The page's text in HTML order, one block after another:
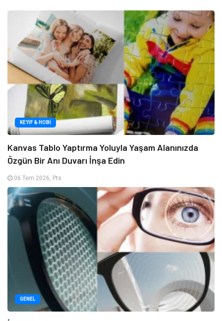
KEYIF & HOBI
Kanvas Tablo Yaptırma Yoluyla Yaşam Alanınızda
Özgün Bir Anı Duvarı İnşa Edin
06 Tem 2026, Pts
GENEL